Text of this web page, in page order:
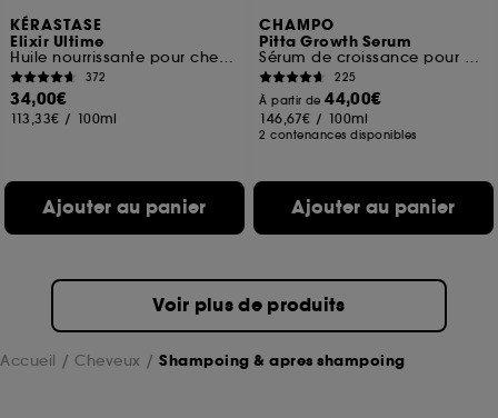
KÉRASTASE
Elixir Ultime
Huile nourrissante pour cheveux secs
372
34,00€
113,33€ / 100ml
Ajouter au panier
CHAMPO
Pitta Growth Serum
Sérum de croissance pour cheveux
225
À partir de44,00€
146,67€ / 100ml
2 contenances disponibles
Ajouter au panier
Voir plus de produits
Accueil Cheveux Shampoing & apres shampoing